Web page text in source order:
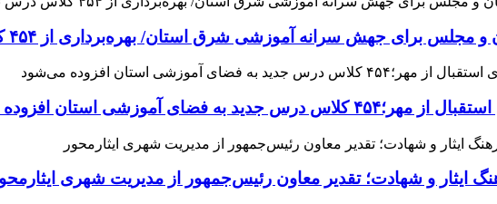
جهش سرانه آموزشی شرق استان/ بهره‌برداری از ۴۵۴ کلاس درس تا مهرماه
آموزشی استان افزوده می‌شود
ایثار و شهادت؛ تقدیر معاون رئیس‌جمهور از مدیریت شهری